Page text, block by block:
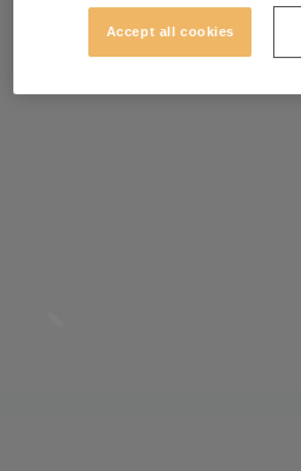
Accept all cookies